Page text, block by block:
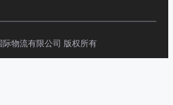
物流有限公司 版权所有